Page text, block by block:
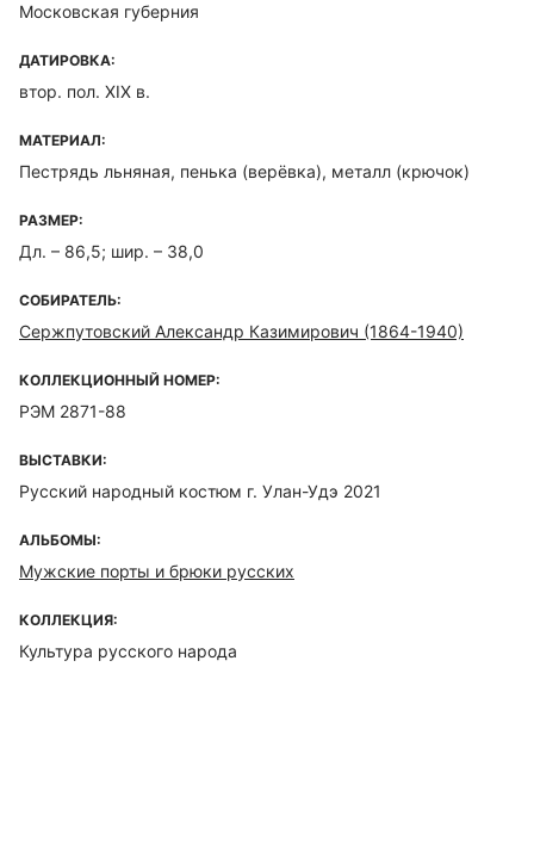
Московская губерния
ДАТИРОВКА:
втор. пол. XIX в.
МАТЕРИАЛ:
Пестрядь льняная, пенька (верёвка), металл (крючок)
РАЗМЕР:
Дл. – 86,5; шир. – 38,0
СОБИРАТЕЛЬ:
Сержпутовский Александр Казимирович (1864-1940)
КОЛЛЕКЦИОННЫЙ НОМЕР:
РЭМ 2871-88
ВЫСТАВКИ:
Русский народный костюм г. Улан-Удэ 2021
АЛЬБОМЫ:
Мужские порты и брюки русских
КОЛЛЕКЦИЯ:
Культура русского народа